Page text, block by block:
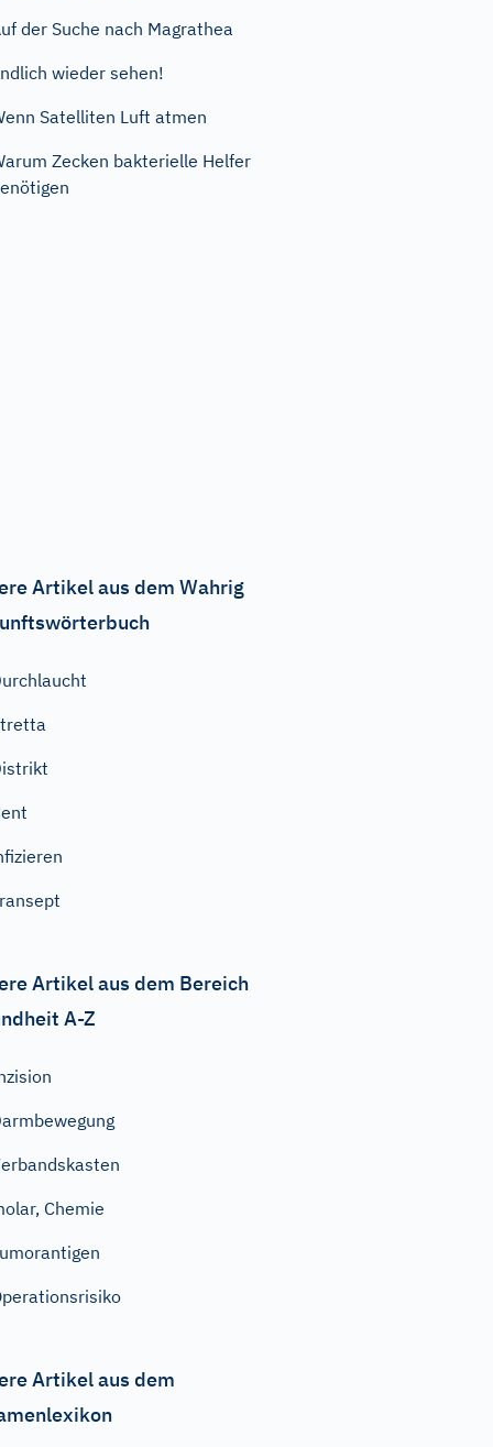
der Suche nach Magrathea
wieder sehen!
Satelliten Luft atmen
Zecken bakterielle Helfer
Artikel aus dem Wahrig
Artikel aus dem Bereich
A-Z
Chemie
Artikel aus dem